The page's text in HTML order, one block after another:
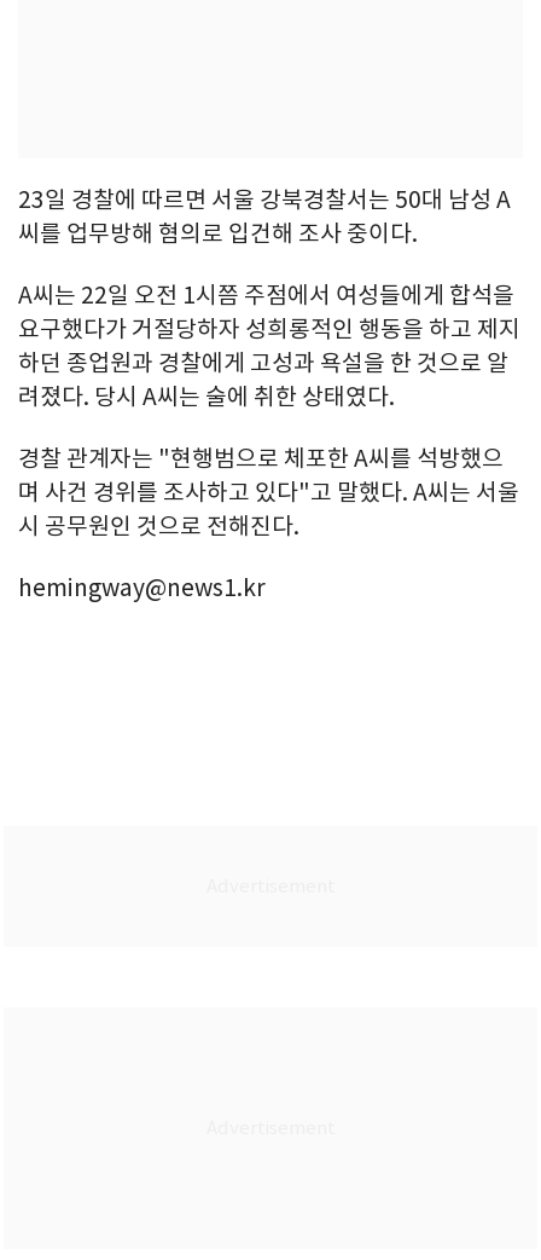
23일 경찰에 따르면 서울 강북경찰서는 50대 남성 A
씨를 업무방해 혐의로 입건해 조사 중이다.
A씨는 22일 오전 1시쯤 주점에서 여성들에게 합석을
요구했다가 거절당하자 성희롱적인 행동을 하고 제지
하던 종업원과 경찰에게 고성과 욕설을 한 것으로 알
려졌다. 당시 A씨는 술에 취한 상태였다.
경찰 관계자는 "현행범으로 체포한 A씨를 석방했으
며 사건 경위를 조사하고 있다"고 말했다. A씨는 서울
시 공무원인 것으로 전해진다.
hemingway@news1.kr